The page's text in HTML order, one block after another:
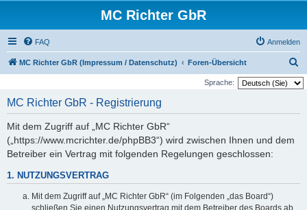
MC Richter GbR
FAQ Anmelden
MC Richter GbR (Impressum / Datenschutz) Foren-Übersicht
u
Sprache:
MC Richter GbR - Registrierung
Mit dem Zugriff auf „MC Richter GbR“
(„https://www.mcrichter.de/phpBB3“) wird zwischen Ihnen und dem
Betreiber ein Vertrag mit folgenden Regelungen geschlossen:
1. NUTZUNGSVERTRAG
Mit dem Zugriff auf „MC Richter GbR“ (im Folgenden „das Board“)
schließen Sie einen Nutzungsvertrag mit dem Betreiber des Boards ab